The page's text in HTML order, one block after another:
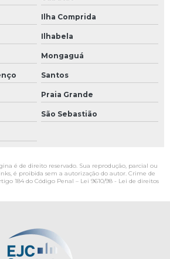
Ilha Comprida
Ilhabela
Mongaguá
Santos
Praia Grande
São Sebastião
é de direito reservado. Sua reprodução, parcial ou
é proibida sem a autorização do autor. Crime de
184 do Código Penal – Lei 9610/98 - Lei de direitos